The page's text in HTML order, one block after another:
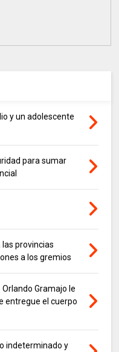
y un adolescente
para sumar
las provincias
a los gremios
Gramajo le
entregue el cuerpo
indeterminado y